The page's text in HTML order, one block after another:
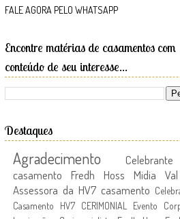
FALE AGORA PELO WHATSAPP
Encontre matérias de casamentos com
conteúdo de seu interesse...
Destaques
Agradecimento
casamento Fredh Hoss
Midia
Assessora da HV7 casamento
Casamento
HV7 CERIMONIAL
Evento